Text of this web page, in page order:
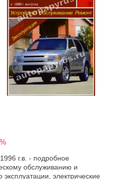
г.в. - подробное
обслуживанию и
эксплуатации, электрические